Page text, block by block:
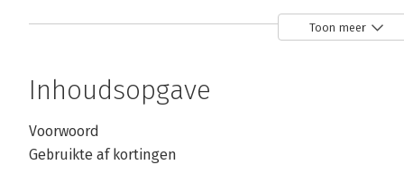
Andere boeken door Monika Chao-
Toon meer
Inhoudsopgave
Voorwoord
Gebruikte af kortingen